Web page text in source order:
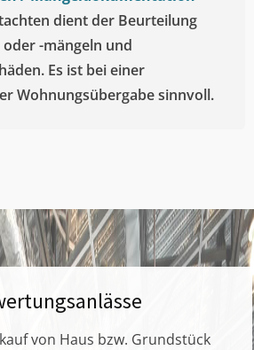
dient der Beurteilung
-mängeln und
Es ist bei einer
Wohnungsübergabe sinnvoll.
von Haus bzw. Grundstück